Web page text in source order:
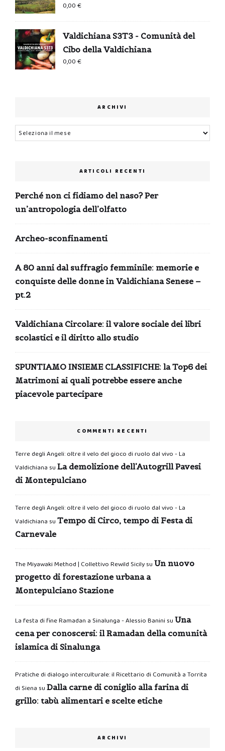
0,00€
Valdichiana S3T3 - Comunità del
Cibo della Valdichiana
0,00€
ARCHIVI
Archivi
ARTICOLI RECENTI
Perché non ci fidiamo del naso? Per
un’antropologia dell’olfatto
Archeo-sconfinamenti
A 80 anni dal suffragio femminile: memorie e
conquiste delle donne in Valdichiana Senese –
pt.2
Valdichiana Circolare: il valore sociale dei libri
scolastici e il diritto allo studio
SPUNTIAMO INSIEME CLASSIFICHE: la Top6 dei
Matrimoni ai quali potrebbe essere anche
piacevole partecipare
COMMENTI RECENTI
Terre degli Angeli: oltre il velo del gioco di ruolo dal vivo - La
Valdichiana su La demolizione dell’Autogrill Pavesi
di Montepulciano
Terre degli Angeli: oltre il velo del gioco di ruolo dal vivo - La
Valdichiana su Tempo di Circo, tempo di Festa di
Carnevale
The Miyawaki Method | Collettivo Rewild Sicilysu Un nuovo
progetto di forestazione urbana a
Montepulciano Stazione
La festa di fine Ramadan a Sinalunga - Alessio Banini su Una
cena per conoscersi: il Ramadan della comunità
islamica di Sinalunga
Pratiche di dialogo interculturale: il Ricettario di Comunità a Torrita
di Siena su Dalla carne di coniglio alla farina di
grillo: tabù alimentari e scelte etiche
ARCHIVI